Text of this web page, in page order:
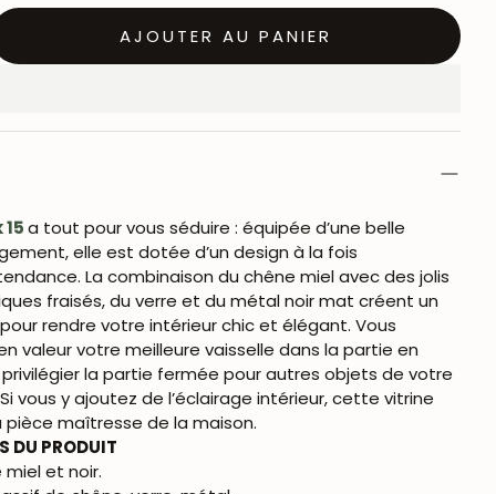
AJOUTER AU PANIER
a tout pour vous séduire : équipée d’une belle
elle est dotée d’un design à la fois
La combinaison du chêne miel avec des jolis
fraisés, du verre et du métal noir mat créent un
rendre votre intérieur chic et élégant. Vous
valeur votre meilleure vaisselle dans la partie en
la partie fermée pour autres objets de votre
vous y ajoutez de l’éclairage intérieur, cette vitrine
pièce maîtresse de la maison.
DU PRODUIT
miel et noir.